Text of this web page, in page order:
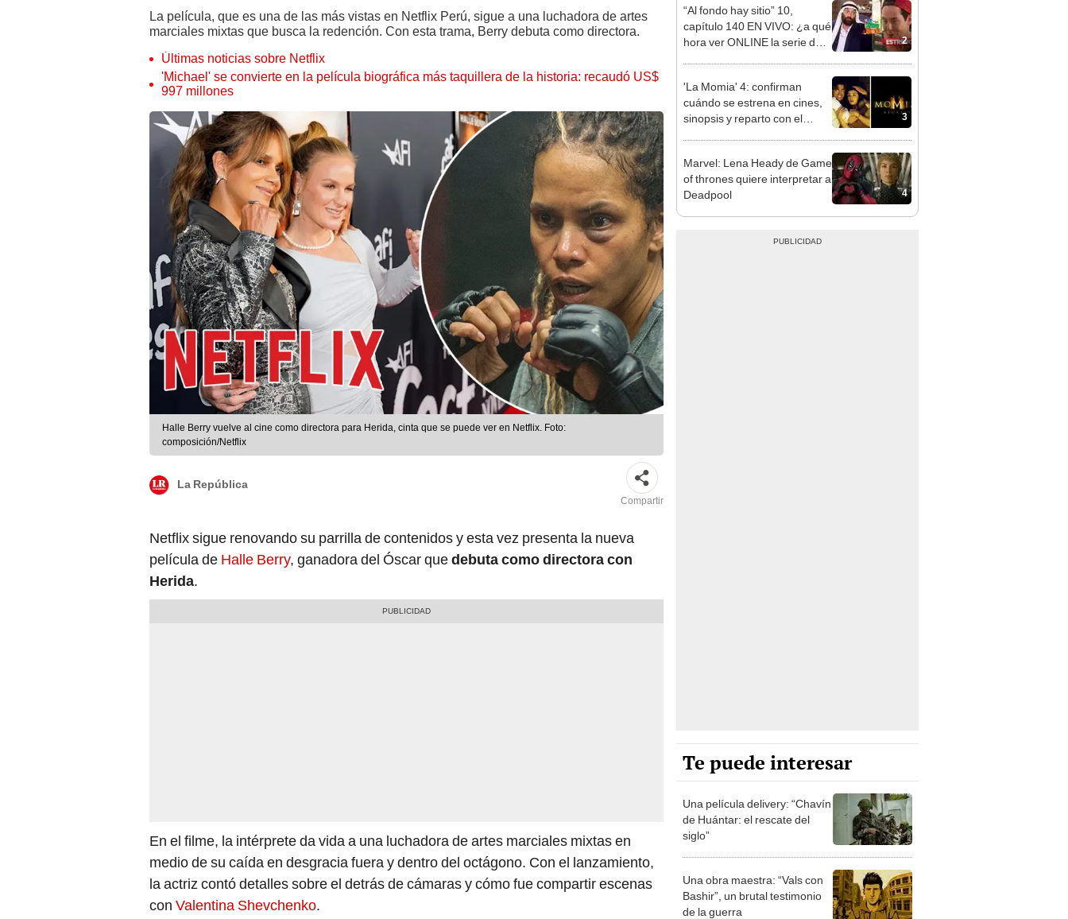
La película, que es una de las más vistas en Netflix Perú, sigue a una luchadora de artes
marciales mixtas que busca la redención. Con esta trama, Berry debuta como directora.
Últimas noticias sobre Netflix
'Michael' se convierte en la película biográfica más taquillera de la historia: recaudó US$
997 millones
Halle Berry vuelve al cine como directora para Herida, cinta que se puede ver en Netflix. Foto:
composición/Netflix
La República
Compartir
Netflix sigue renovando su parrilla de contenidos y esta vez presenta la nueva
película de Halle Berry, ganadora del Óscar quedebuta como directora con
Herida.
En el filme, la intérprete da vida a una luchadora de artes marciales mixtas en
medio de su caída en desgracia fuera y dentro del octágono. Con el lanzamiento,
la actriz contó detalles sobre el detrás de cámaras y cómo fue compartir escenas
con Valentina Shevchenko.
2
“Al fondo hay sitio” 10,
capítulo 140 EN VIVO: ¿a qué
hora ver ONLINE la serie de
3
'La Momia' 4: confirman
cuándo se estrena en cines,
sinopsis y reparto con el
4
Marvel: Lena Heady de Game
of thrones quiere interpretar a
Deadpool
Te puede interesar
Una película delivery: “Chavín
de Huántar: el rescate del
siglo”
Una obra maestra: “Vals con
Bashir”, un brutal testimonio
de la guerra